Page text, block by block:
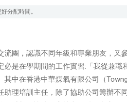
分配時間。
團，認識不同年級和專業朋友，又
是在學期間的工作實習:「我從兼職
中在香港中華煤氣有限公司（
理培訓主任，除了協助公司籌辦不